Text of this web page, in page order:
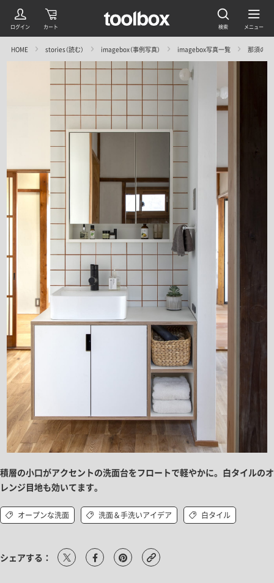
HOME stories（読む） imagebox（事例写真） imagebox写真一覧 那須の
積層の小口がアクセントの洗面台をフロートで軽やかに。白タイルのオ
レンジ目地も効いてます。
オープンな洗面 洗面＆手洗いアイデア 白タイル
シェアする：